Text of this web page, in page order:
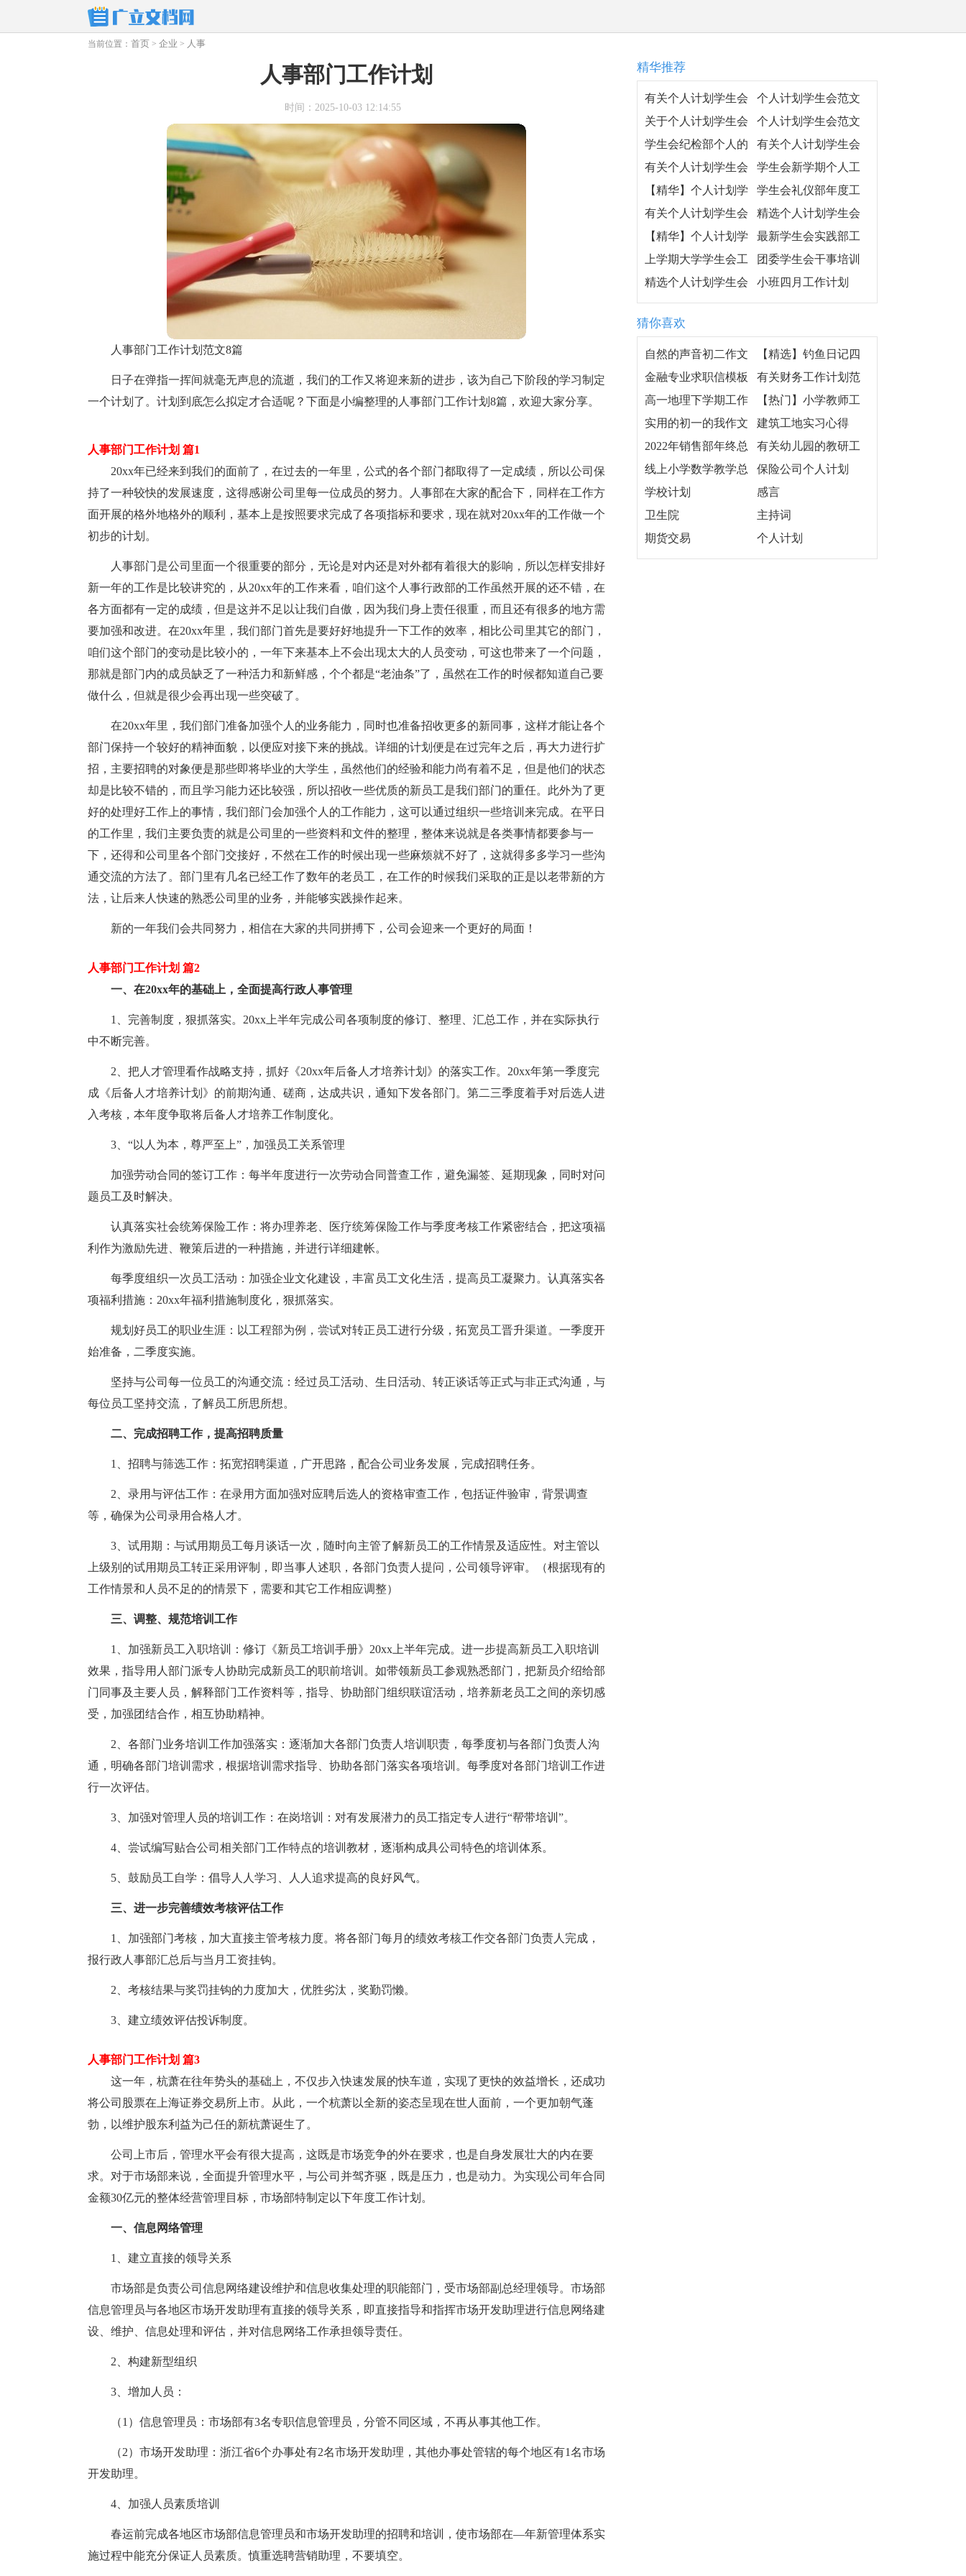
当前位置： 首页 > 企业 > 人事
人事部门工作计划
时间：2025-10-03 12:14:55
人事部门工作计划范文8篇
日子在弹指一挥间就毫无声息的流逝，我们的工作又将迎来新的进步，该为自己下阶段的学习制定
一个计划了。计划到底怎么拟定才合适呢？下面是小编整理的人事部门工作计划8篇，欢迎大家分享。
人事部门工作计划 篇1
20xx年已经来到我们的面前了，在过去的一年里，公式的各个部门都取得了一定成绩，所以公司保
持了一种较快的发展速度，这得感谢公司里每一位成员的努力。人事部在大家的配合下，同样在工作方
面开展的格外地格外的顺利，基本上是按照要求完成了各项指标和要求，现在就对20xx年的工作做一个
初步的计划。
人事部门是公司里面一个很重要的部分，无论是对内还是对外都有着很大的影响，所以怎样安排好
新一年的工作是比较讲究的，从20xx年的工作来看，咱们这个人事行政部的工作虽然开展的还不错，在
各方面都有一定的成绩，但是这并不足以让我们自傲，因为我们身上责任很重，而且还有很多的地方需
要加强和改进。在20xx年里，我们部门首先是要好好地提升一下工作的效率，相比公司里其它的部门，
咱们这个部门的变动是比较小的，一年下来基本上不会出现太大的人员变动，可这也带来了一个问题，
那就是部门内的成员缺乏了一种活力和新鲜感，个个都是“老油条”了，虽然在工作的时候都知道自己要
做什么，但就是很少会再出现一些突破了。
在20xx年里，我们部门准备加强个人的业务能力，同时也准备招收更多的新同事，这样才能让各个
部门保持一个较好的精神面貌，以便应对接下来的挑战。详细的计划便是在过完年之后，再大力进行扩
招，主要招聘的对象便是那些即将毕业的大学生，虽然他们的经验和能力尚有着不足，但是他们的状态
却是比较不错的，而且学习能力还比较强，所以招收一些优质的新员工是我们部门的重任。此外为了更
好的处理好工作上的事情，我们部门会加强个人的工作能力，这可以通过组织一些培训来完成。在平日
的工作里，我们主要负责的就是公司里的一些资料和文件的整理，整体来说就是各类事情都要参与一
下，还得和公司里各个部门交接好，不然在工作的时候出现一些麻烦就不好了，这就得多多学习一些沟
通交流的方法了。部门里有几名已经工作了数年的老员工，在工作的时候我们采取的正是以老带新的方
法，让后来人快速的熟悉公司里的业务，并能够实践操作起来。
新的一年我们会共同努力，相信在大家的共同拼搏下，公司会迎来一个更好的局面！
人事部门工作计划 篇2
一、在20xx年的基础上，全面提高行政人事管理
1、完善制度，狠抓落实。20xx上半年完成公司各项制度的修订、整理、汇总工作，并在实际执行
中不断完善。
2、把人才管理看作战略支持，抓好《20xx年后备人才培养计划》的落实工作。20xx年第一季度完
成《后备人才培养计划》的前期沟通、磋商，达成共识，通知下发各部门。第二三季度着手对后选人进
入考核，本年度争取将后备人才培养工作制度化。
3、“以人为本，尊严至上”，加强员工关系管理
加强劳动合同的签订工作：每半年度进行一次劳动合同普查工作，避免漏签、延期现象，同时对问
题员工及时解决。
认真落实社会统筹保险工作：将办理养老、医疗统筹保险工作与季度考核工作紧密结合，把这项福
利作为激励先进、鞭策后进的一种措施，并进行详细建帐。
每季度组织一次员工活动：加强企业文化建设，丰富员工文化生活，提高员工凝聚力。认真落实各
项福利措施：20xx年福利措施制度化，狠抓落实。
规划好员工的职业生涯：以工程部为例，尝试对转正员工进行分级，拓宽员工晋升渠道。一季度开
始准备，二季度实施。
坚持与公司每一位员工的沟通交流：经过员工活动、生日活动、转正谈话等正式与非正式沟通，与
每位员工坚持交流，了解员工所思所想。
二、完成招聘工作，提高招聘质量
1、招聘与筛选工作：拓宽招聘渠道，广开思路，配合公司业务发展，完成招聘任务。
2、录用与评估工作：在录用方面加强对应聘后选人的资格审查工作，包括证件验审，背景调查
等，确保为公司录用合格人才。
3、试用期：与试用期员工每月谈话一次，随时向主管了解新员工的工作情景及适应性。对主管以
上级别的试用期员工转正采用评制，即当事人述职，各部门负责人提问，公司领导评审。（根据现有的
工作情景和人员不足的的情景下，需要和其它工作相应调整）
三、调整、规范培训工作
1、加强新员工入职培训：修订《新员工培训手册》20xx上半年完成。进一步提高新员工入职培训
效果，指导用人部门派专人协助完成新员工的职前培训。如带领新员工参观熟悉部门，把新员介绍给部
门同事及主要人员，解释部门工作资料等，指导、协助部门组织联谊活动，培养新老员工之间的亲切感
受，加强团结合作，相互协助精神。
2、各部门业务培训工作加强落实：逐渐加大各部门负责人培训职责，每季度初与各部门负责人沟
通，明确各部门培训需求，根据培训需求指导、协助各部门落实各项培训。每季度对各部门培训工作进
行一次评估。
3、加强对管理人员的培训工作：在岗培训：对有发展潜力的员工指定专人进行“帮带培训”。
4、尝试编写贴合公司相关部门工作特点的培训教材，逐渐构成具公司特色的培训体系。
5、鼓励员工自学：倡导人人学习、人人追求提高的良好风气。
三、进一步完善绩效考核评估工作
1、加强部门考核，加大直接主管考核力度。将各部门每月的绩效考核工作交各部门负责人完成，
报行政人事部汇总后与当月工资挂钩。
2、考核结果与奖罚挂钩的力度加大，优胜劣汰，奖勤罚懒。
3、建立绩效评估投诉制度。
人事部门工作计划 篇3
这一年，杭萧在往年势头的基础上，不仅步入快速发展的快车道，实现了更快的效益增长，还成功
将公司股票在上海证券交易所上市。从此，一个杭萧以全新的姿态呈现在世人面前，一个更加朝气蓬
勃，以维护股东利益为己任的新杭萧诞生了。
公司上市后，管理水平会有很大提高，这既是市场竞争的外在要求，也是自身发展壮大的内在要
求。对于市场部来说，全面提升管理水平，与公司并驾齐驱，既是压力，也是动力。为实现公司年合同
金额30亿元的整体经营管理目标，市场部特制定以下年度工作计划。
一、信息网络管理
1、建立直接的领导关系
市场部是负责公司信息网络建设维护和信息收集处理的职能部门，受市场部副总经理领导。市场部
信息管理员与各地区市场开发助理有直接的领导关系，即直接指导和指挥市场开发助理进行信息网络建
设、维护、信息处理和评估，并对信息网络工作承担领导责任。
2、构建新型组织
3、增加人员：
（1）信息管理员：市场部有3名专职信息管理员，分管不同区域，不再从事其他工作。
（2）市场开发助理：浙江省6个办事处有2名市场开发助理，其他办事处管辖的每个地区有1名市场
开发助理。
4、加强人员素质培训
春运前完成各地区市场部信息管理员和市场开发助理的招聘和培训，使市场部在—年新管理体系实
施过程中能充分保证人员素质。慎重选聘营销助理，不要填空。
精华推荐
有关个人计划学生会
范文汇编9篇
个人计划学生会范文
集锦7篇
关于个人计划学生会
模板7篇
个人计划学生会范文
汇编9篇
学生会纪检部个人的
工作计划范文
有关个人计划学生会
汇总10篇
有关个人计划学生会
范文锦集十篇
学生会新学期个人工
作计划
【精华】个人计划学
生会四篇
学生会礼仪部年度工
作计划
有关个人计划学生会
汇总五篇
精选个人计划学生会
汇编六篇
【精华】个人计划学
生会合集5篇
最新学生会实践部工
作计划
上学期大学学生会工
作计划
团委学生会干事培训
工作计划
精选个人计划学生会
集合5篇
小班四月工作计划
猜你喜欢
自然的声音初二作文
【精选】钓鱼日记四
篇
金融专业求职信模板
集锦7篇
有关财务工作计划范
文合集8篇
高一地理下学期工作
总结
【热门】小学教师工
作计划范文集合6篇
实用的初一的我作文
锦集8篇
建筑工地实习心得
2022年销售部年终总
结范文
有关幼儿园的教研工
作计划(10篇)
线上小学数学教学总
结
保险公司个人计划
学校计划
感言
卫生院
主持词
期货交易
个人计划